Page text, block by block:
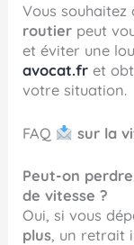
Vous
routier peut
et éviter une
avocat.fr et
votre situation.
FAQ sur la
Peut-on
de vitesse ?
Oui, si vous
plus, un retrait